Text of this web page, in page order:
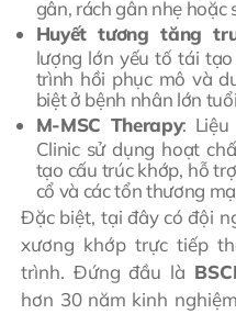
gân, rách gân nhẹ
Huyết tương tăng
lượng lớn yếu tố tái
trình hồi phục mô và
biệt ở bệnh nhân lớn
M-MSC Therapy:
Clinic sử dụng hoạt
tạo cấu trúc khớp, hỗ
cổ và các tổn thương
Đặc biệt, tại đây có đội
xương khớp trực tiếp
trình. Đứng đầu là
hơn 30 năm kinh